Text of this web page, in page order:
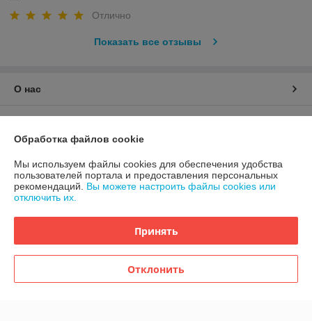
Отлично
Показать все отзывы
О нас
График работы
Полная версия сайта
Сайт создан на платформе Deal.by
Обработка файлов cookie
Мы используем файлы cookies для обеспечения удобства
пользователей портала и предоставления персональных
рекомендаций. Вы можете настроить файлы cookies или
отключить их.
Принять
Отклонить